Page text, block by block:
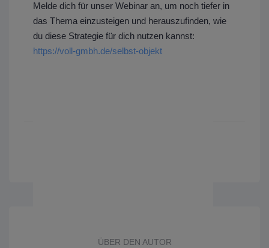
Melde dich für unser Webinar an, um noch tiefer in
das Thema einzusteigen und herauszufinden, wie
du diese Strategie für dich nutzen kannst:
https://voll-gmbh.de/selbst-objekt
ÜBER DEN AUTOR